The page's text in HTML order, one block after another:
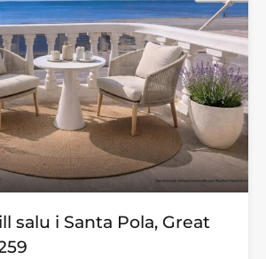
salu i Santa Pola, Great